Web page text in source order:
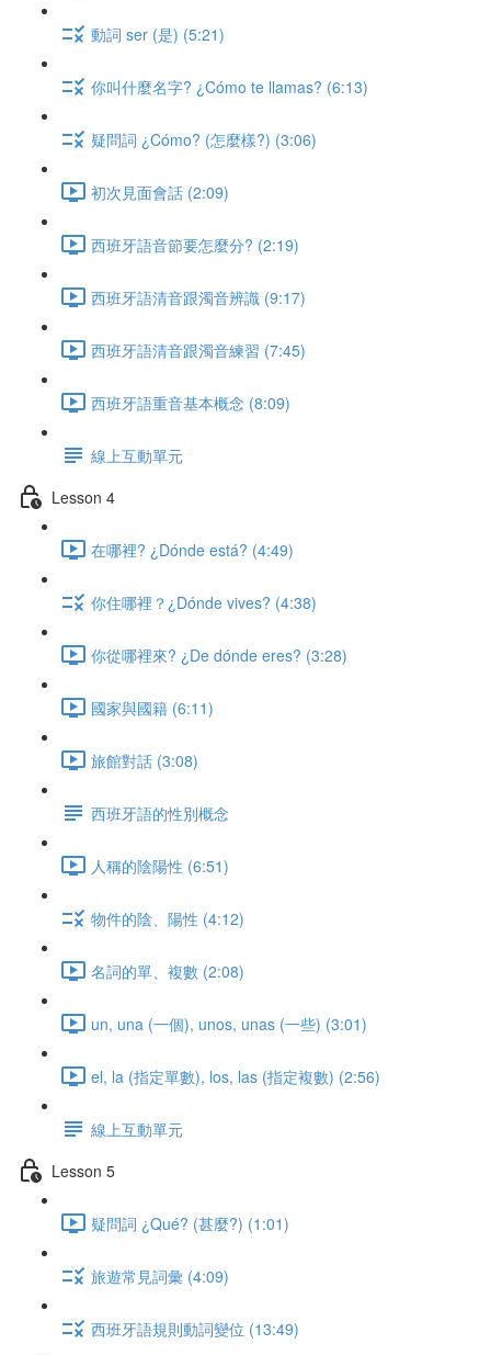
動詞 ser (是) (5:21)
你叫什麼名字? ¿Cómo te llamas? (6:13)
疑問詞 ¿Cómo? (怎麼樣?) (3:06)
初次見面會話 (2:09)
西班牙語音節要怎麼分? (2:19)
西班牙語清音跟濁音辨識 (9:17)
西班牙語清音跟濁音練習 (7:45)
西班牙語重音基本概念 (8:09)
線上互動單元
Lesson 4
在哪裡? ¿Dónde está? (4:49)
你住哪裡？¿Dónde vives? (4:38)
你從哪裡來? ¿De dónde eres? (3:28)
國家與國籍 (6:11)
旅館對話 (3:08)
西班牙語的性別概念
人稱的陰陽性 (6:51)
物件的陰、陽性 (4:12)
名詞的單、複數 (2:08)
un, una (一個), unos, unas (一些) (3:01)
el, la (指定單數), los, las (指定複數) (2:56)
線上互動單元
Lesson 5
疑問詞 ¿Qué? (甚麼?) (1:01)
旅遊常見詞彙 (4:09)
西班牙語規則動詞變位 (13:49)